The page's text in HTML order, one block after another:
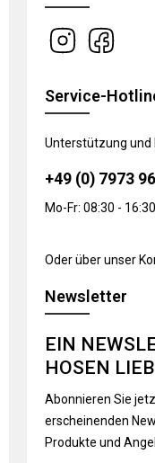
Service-
Unterstützung und
+49 (0) 7973
Mo-Fr: 08:30 -
Oder über unser
Newsletter
EIN
HOSEN
Abonnieren Sie
erscheinenden
Produkte und